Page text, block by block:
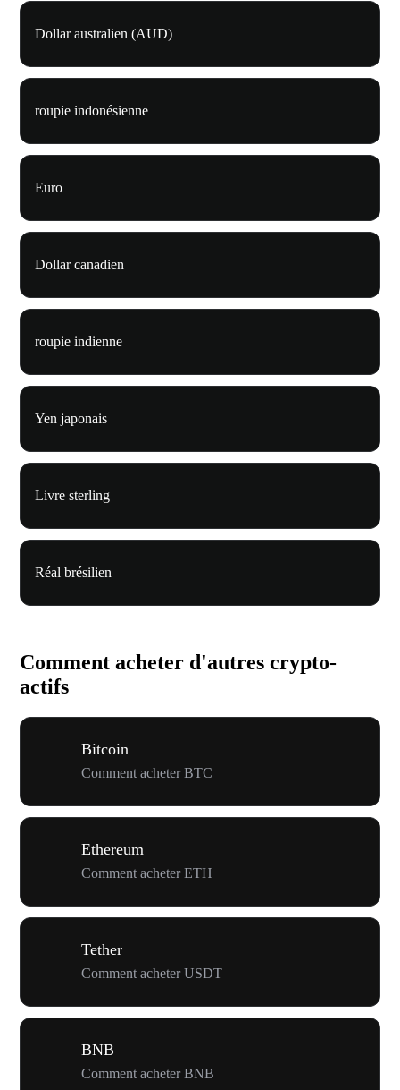
Dollar australien (AUD)
roupie indonésienne
Euro
Dollar canadien
roupie indienne
Yen japonais
Livre sterling
Réal brésilien
Comment acheter d'autres crypto-
actifs
Bitcoin
Comment acheter BTC
Ethereum
Comment acheter ETH
Tether
Comment acheter USDT
BNB
Comment acheter BNB